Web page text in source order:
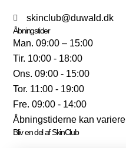
skinclub@duwald.dk
Åbningstider
Man. 09:00 – 15:00
Tir. 10:00 - 18:00
Ons. 09:00 - 15:00
Tor. 11:00 - 19:00
Fre. 09:00 - 14:00
Åbningstiderne kan variere
Bliv en del af SkinClub